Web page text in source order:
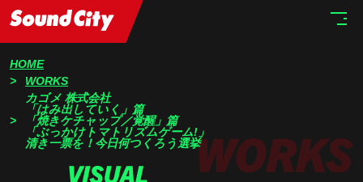
HOME
WORKS
カゴメ 株式会社
「はみ出していく」篇
「焼きケチャップ／覚醒」篇
「ぶっかけトマトリズムゲーム!」
清き一票を！今日何つくろう選挙